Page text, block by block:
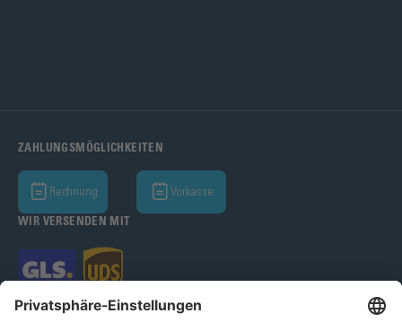
ZAHLUNGSMÖGLICHKEITEN
Rechnung Vorkasse
WIR VERSENDEN MIT